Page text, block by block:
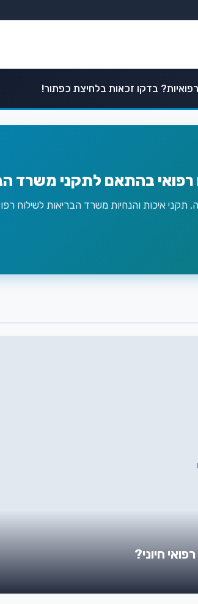
בדקו זכאות בלחיצת כפתור!
רפואי בהתאם לתקני משרד
איכות והנחיות משרד הבריאות לשילוח
חיוני?